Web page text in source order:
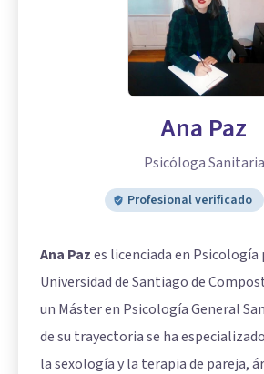
Ana Paz
Psicóloga Sanitaria
Profesional verificado
Ana Pazes licenciada en Psicología
Universidad de Santiago de
un Máster en Psicología General
de su trayectoria se ha
la sexología y la terapia de pareja,